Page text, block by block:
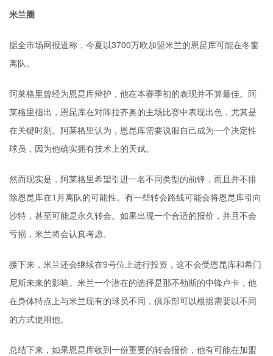
米兰圈
据全市场网报道称，今夏以3700万欧加盟米兰的恩昆库可能在冬窗
离队。
阿莱格里曾经为恩昆库辩护，他在本赛季初的表现并不算最佳。阿
莱格里指出，恩昆库在对阵拉齐奥的主场比赛中表现出色，尤其是
在关键时刻。阿莱格里认为，恩昆库需要说服自己成为一个决定性
球员，因为他确实拥有技术上的天赋。
然而现实是，阿莱格里希望引进一名不同类型的前锋，而且并不排
除恩昆库在1月离队的可能性。有一些转会路线可能会将恩昆库引向
沙特，甚至可能是永久转会。如果出现一个合适的报价，并且不会
亏损，米兰将会认真考虑。
接下来，米兰还会继续在9号位上进行投资，这不会受恩昆库和希门
尼斯未来的影响。米兰一个潜在的选择是那不勒斯的中锋卢卡，他
在身体特点上与米兰现有的球员不同，俱乐部可以根据需要以不同
的方式使用他。
总结下来，如果恩昆库收到一份重要的转会报价，他有可能在加盟